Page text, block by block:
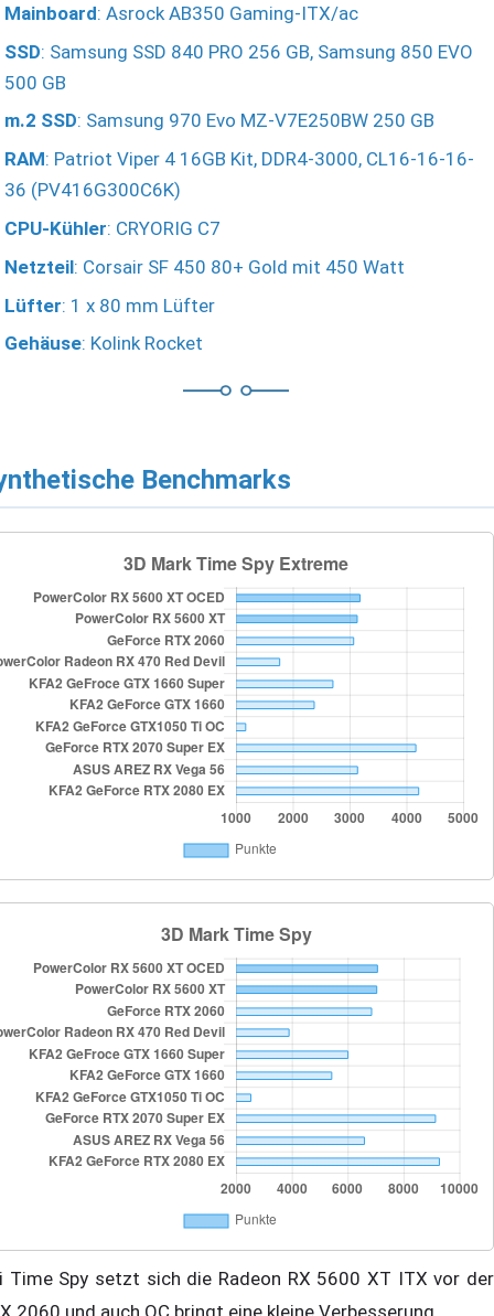
Mainboard: Asrock AB350 Gaming-ITX/ac
SSD: Samsung SSD 840 PRO 256 GB, Samsung 850 EVO
500 GB
m.2 SSD: Samsung 970 Evo MZ-V7E250BW 250 GB
RAM: Patriot Viper 4 16GB Kit, DDR4-3000, CL16-16-16-
36 (PV416G300C6K)
CPU-Kühler: CRYORIG C7
Netzteil: Corsair SF 450 80+ Gold mit 450 Watt
Lüfter: 1 x 80 mm Lüfter
Gehäuse: Kolink Rocket
Benchmarks
Time Spy setzt sich die Radeon RX 5600 XT ITX vor der
2060 und auch OC bringt eine kleine Verbesserung.